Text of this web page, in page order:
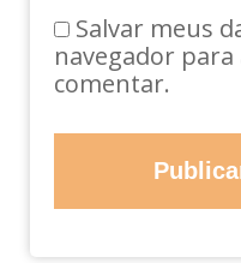
Salvar meus
navegador
comentar.